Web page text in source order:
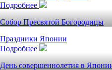
Подробнее
Собор Пресвятой Богородицы
Праздники Японии
Подробнее
День совершеннолетия в